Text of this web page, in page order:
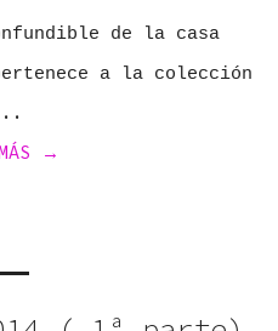
de la casa
a la colección
→